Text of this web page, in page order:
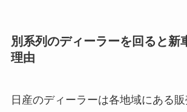
別系列のディーラーを回ると新
理由
日産のディーラーは各地域にある